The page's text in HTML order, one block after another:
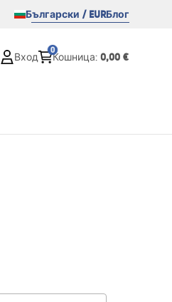
Български / EURБлог
Вход
0
Кошница: 0,00 €